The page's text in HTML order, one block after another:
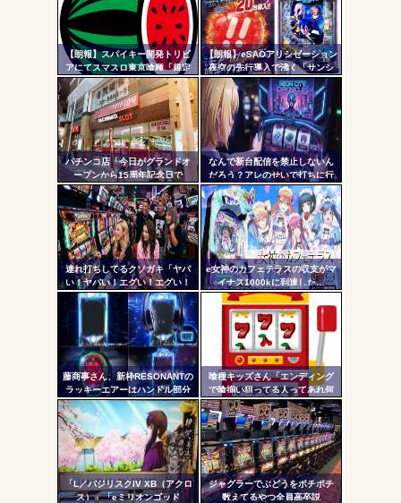
無職のパチンコカス(22)なんやが、ワイの人生どれくらい
ヤバいか教えて？...
AngelBeats!とかいうクソアニメの思い出ｗｗｗ
Powered by livedoor 相互RSS
【朗報】スパイキー開発トリビ
アにてスマスロ東京喰種「規定
ゲーム数による当せんと裏AT突
入率」が公開される。100G・
200G以内に到達で裏AT突入が優
遇
【朗報】eSAOアリシゼーション
夜空の先行導入で沸く「サンシ
ャインKYORAKU平針」2日連続
で総差枚10万枚超えの祭りを開
催中ｗｗｗｗ
パチンコ店「今日がグランドオ
ープンから15周年記念日で
す！」←ワイ「五万負けてま
す」
なんで新台配信を禁止しないん
だろう？アレのせいで打ちに行
かない層が一定数いそうだが
連れ打ちしてるクソガキ「ヤバ
い！ヤバい！エグい！エグい！
アツい！アツい！」←語彙力無
さすぎだろｗｗｗ
e女神のカフェテラスの収支がマ
イナス1000kに到達した…
藤商事さん、新枠RESONANTの
ラッキーエアーはハンドル部分
からのみで枠上部からの風は無
い模様。ヅラに配慮したか？
喰種キッズさん「エンディング
で喰揃い狙ってる人ってあれ何
の意味があるの？」
「L／バジリスクIV XB（アクロ
ス）」「eミリオンゴッド
ジャグラーでぶどうをポチポチ
数えてるやつ全員高卒説
コテ
リン
- 固
定リ
ンク
自動
更新
ツー
ル